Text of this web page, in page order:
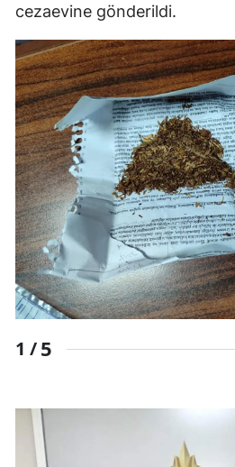
cezaevine gönderildi.
1 /5